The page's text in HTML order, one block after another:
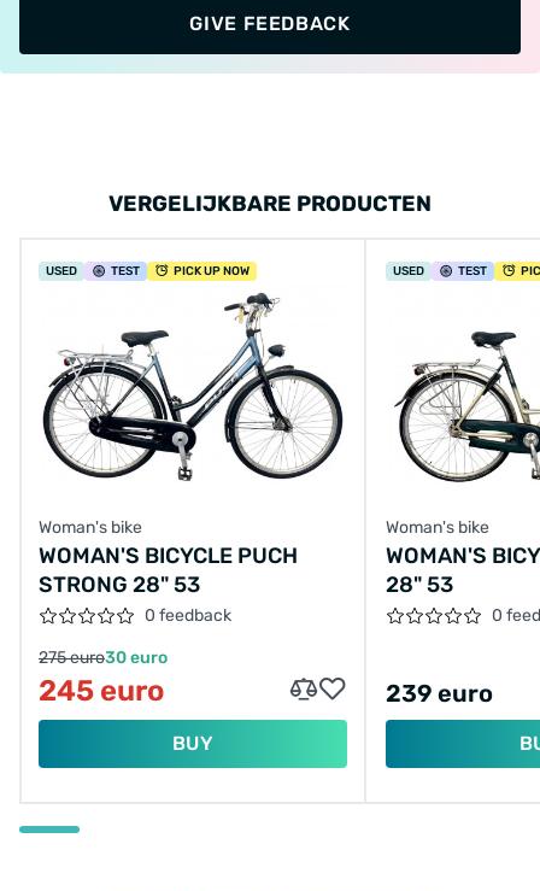
GIVE FEEDBACK
VERGELIJKBARE PRODUCTEN
USED TEST PICK UP NOW
Woman's bike
WOMAN'S BICYCLE PUCH
STRONG 28" 53
0 feedback
275 euro30 euro
245 euro
BUY
USED TEST
Woman's bike
WOMAN'S
28" 53
0
239 euro